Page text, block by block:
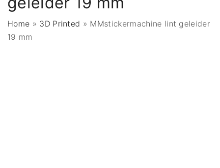
Home » 3D Printed » MMstickermachine lint geleider
19 mm